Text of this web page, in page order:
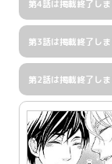
第4話は掲載終了しま
第3話は掲載終了しま
第2話は掲載終了しま